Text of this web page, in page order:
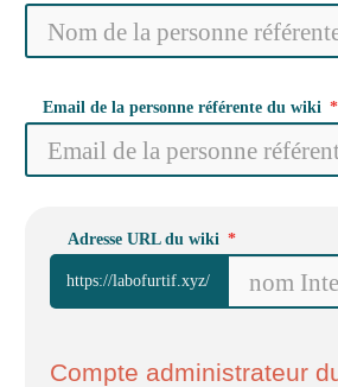
Email de la personne référente du wiki
Adresse URL du wiki
https://labofurtif.xyz/
Compte administrateur